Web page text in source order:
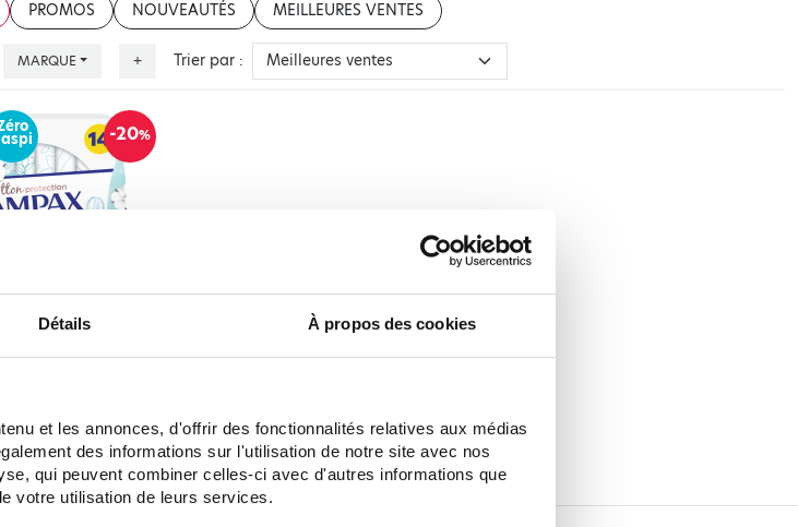
Détails À propos des cookies
et les annonces, d'offrir des fonctionnalités relatives aux médias
des informations sur l'utilisation de notre site avec nos
qui peuvent combiner celles-ci avec d'autres informations que
votre utilisation de leurs services.
PROMOS NOUVEAUTÉS MEILLEURES VENTES
MARQUE + Trier par :
-20%
TAMPAX
14 REGULAR
AU PANIER